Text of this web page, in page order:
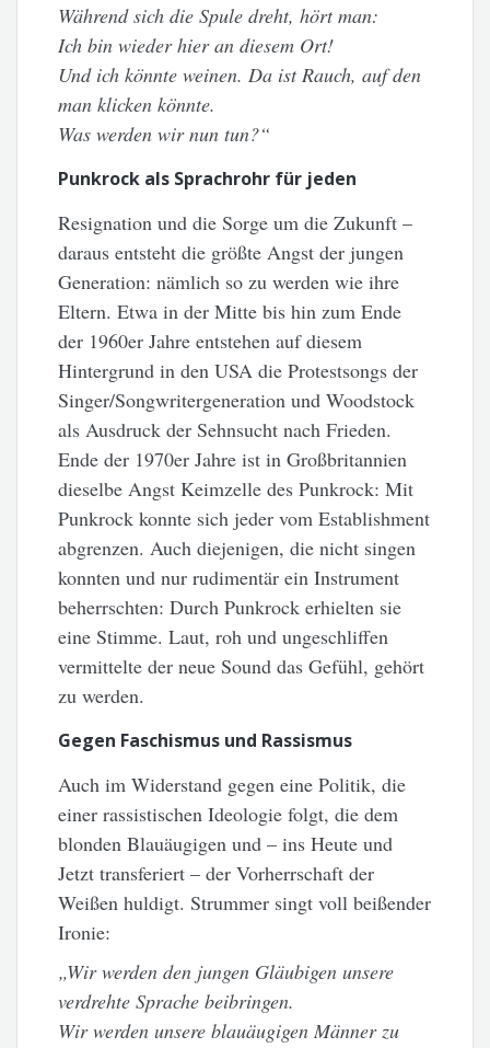
Während sich die Spule dreht, hört man:
Ich bin wieder hier an diesem Ort!
Und ich könnte weinen. Da ist Rauch, auf den
man klicken könnte.
Was werden wir nun tun?“
Punkrock als Sprachrohr für jeden
Resignation und die Sorge um die Zukunft –
daraus entsteht die größte Angst der jungen
Generation: nämlich so zu werden wie ihre
Eltern. Etwa in der Mitte bis hin zum Ende
der 1960er Jahre entstehen auf diesem
Hintergrund in den USA die Protestsongs der
Singer/Songwritergeneration und Woodstock
als Ausdruck der Sehnsucht nach Frieden.
Ende der 1970er Jahre ist in Großbritannien
dieselbe Angst Keimzelle des Punkrock: Mit
Punkrock konnte sich jeder vom Establishment
abgrenzen. Auch diejenigen, die nicht singen
konnten und nur rudimentär ein Instrument
beherrschten: Durch Punkrock erhielten sie
eine Stimme. Laut, roh und ungeschliffen
vermittelte der neue Sound das Gefühl, gehört
zu werden.
Gegen Faschismus und Rassismus
Auch im Widerstand gegen eine Politik, die
einer rassistischen Ideologie folgt, die dem
blonden Blauäugigen und – ins Heute und
Jetzt transferiert – der Vorherrschaft der
Weißen huldigt. Strummer singt voll beißender
Ironie:
„Wir werden den jungen Gläubigen unsere
verdrehte Sprache beibringen.
Wir werden unsere blauäugigen Männer zu